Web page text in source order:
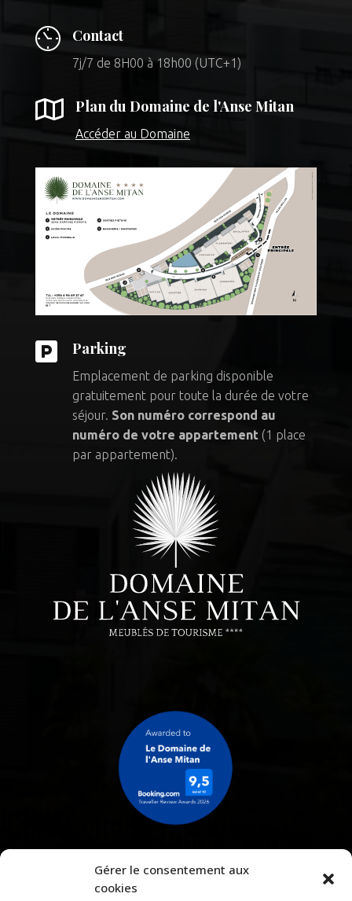
Gérer le consentement aux
cookies
Contact
7j/7 de 8H00 à 18h00 (UTC+1)
 Plan du Domaine de l'Anse Mitan
Accéder au Domaine
 Parking
Emplacement de parking disponible
gratuitement pour toute la durée de votre
séjour. Son numéro correspond au
numéro de votre appartement(1 place
par appartement).